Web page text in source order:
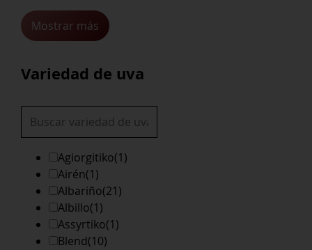
Mostrar más
Variedad de uva
Agiorgitiko(1)
Airén(1)
Albariño(21)
Albillo(1)
Assyrtiko(1)
Blend(10)